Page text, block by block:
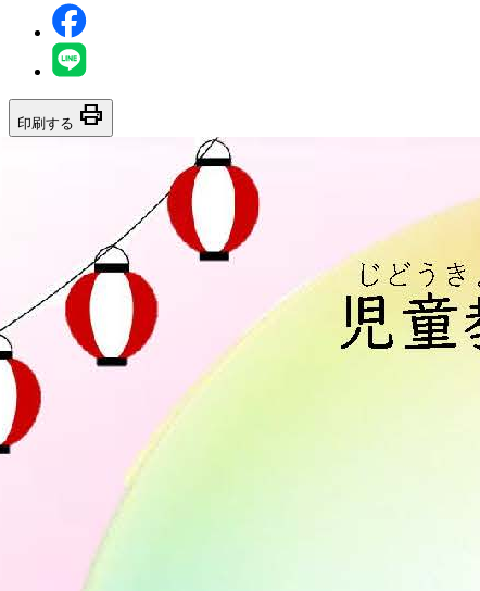
印刷する print